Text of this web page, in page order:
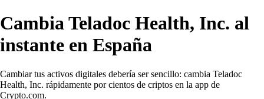
Cambia Teladoc Health, Inc. al
instante en España
Cambiar tus activos digitales debería ser sencillo: cambia Teladoc
Health, Inc. rápidamente por cientos de criptos en la app de
Crypto.com.